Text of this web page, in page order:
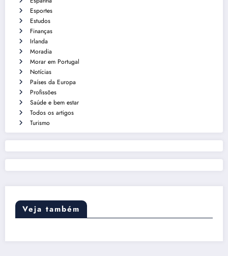
Esportes
Estudos
Finanças
Irlanda
Moradia
Morar em Portugal
Notícias
Países da Europa
Profissões
Saúde e bem estar
Todos os artigos
Turismo
Veja também